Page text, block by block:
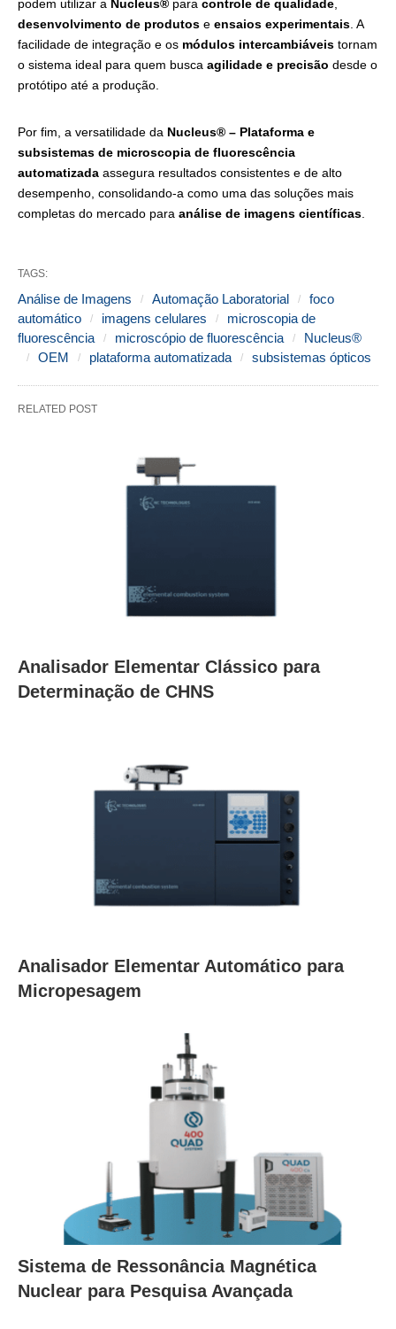
podem utilizar a Nucleus® para controle de qualidade,
desenvolvimento de produtos e ensaios experimentais. A
facilidade de integração e os módulos intercambiáveis tornam
o sistema ideal para quem busca agilidade e precisão desde o
protótipo até a produção.
Por fim, a versatilidade da Nucleus® – Plataforma e
subsistemas de microscopia de fluorescência
automatizada assegura resultados consistentes e de alto
desempenho, consolidando-a como uma das soluções mais
completas do mercado para análise de imagens científicas.
TAGS:
Análise de Imagens Automação Laboratorial
foco
automático
imagens celulares
microscopia de
fluorescência
microscópio de fluorescência
Nucleus®
OEM
plataforma automatizada subsistemas ópticos
RELATED POST
Analisador Elementar Clássico para
Determinação de CHNS
Analisador Elementar Automático para
Micropesagem
Sistema de Ressonância Magnética
Nuclear para Pesquisa Avançada